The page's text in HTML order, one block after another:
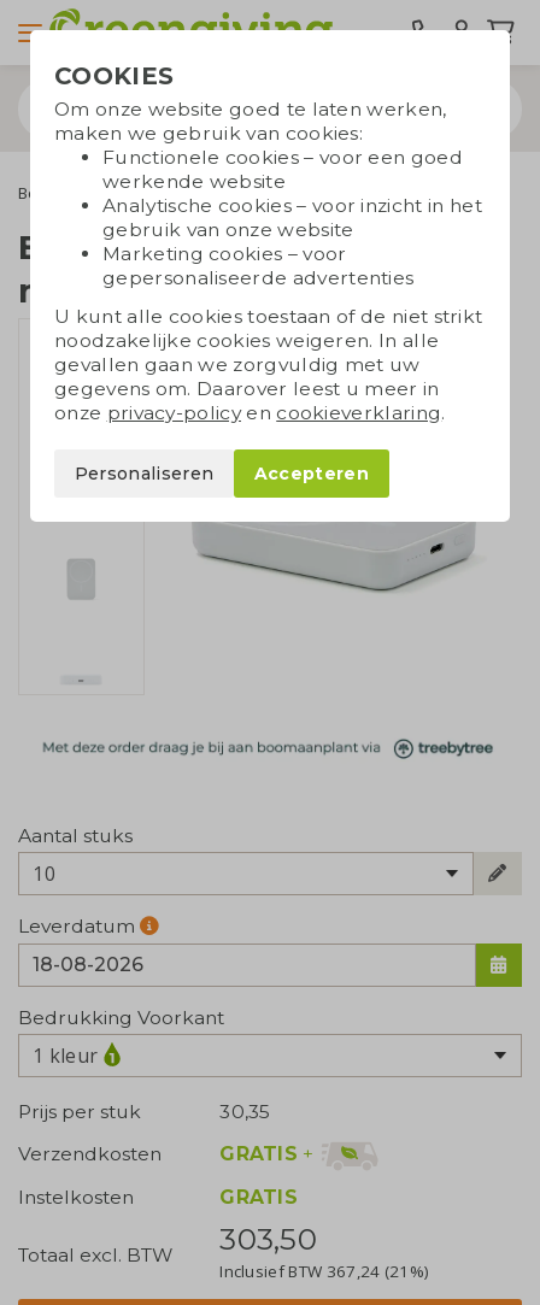
Bespaarproducten Powerbanks
Eco powerbank 5.000
mAh
Aantal stuks
10
Leverdatum
Bedrukking Voorkant
1 kleur
Prijs per stuk
30,35
Verzendkosten
GRATIS +
Instelkosten
GRATIS
Totaal excl. BTW 303,50
Inclusief BTW 367,24 (21%)
COOKIES
Om onze website goed te laten werken,
maken we gebruik van cookies:
Functionele cookies – voor een goed
werkende website
Analytische cookies – voor inzicht in het
gebruik van onze website
Marketing cookies – voor
gepersonaliseerde advertenties
U kunt alle cookies toestaan of de niet strikt
noodzakelijke cookies weigeren. In alle
gevallen gaan we zorgvuldig met uw
gegevens om. Daarover leest u meer in
onze privacy-policyen cookieverklaring.
Personaliseren Accepteren